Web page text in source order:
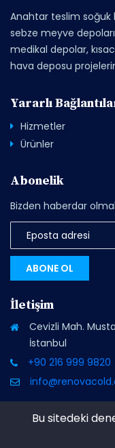
Anahtar teslim soğuk
sebze meyve
medikal depolar,
hava deposu
Yararlı
Hizmetler
Ürünler
Abonelik
Bizden haberdar
ABONE OL
İletişim
Cevizli Mah.
İstanbul
+90 216 999 9820
Bu sitedeki